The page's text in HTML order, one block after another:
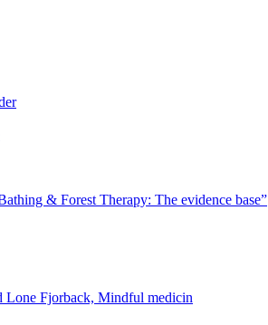
& Forest Therapy: The evidence base”
Lone Fjorback, Mindful medicin